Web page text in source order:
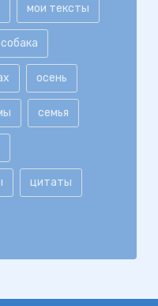
мои тексты
осень
семья
цитаты